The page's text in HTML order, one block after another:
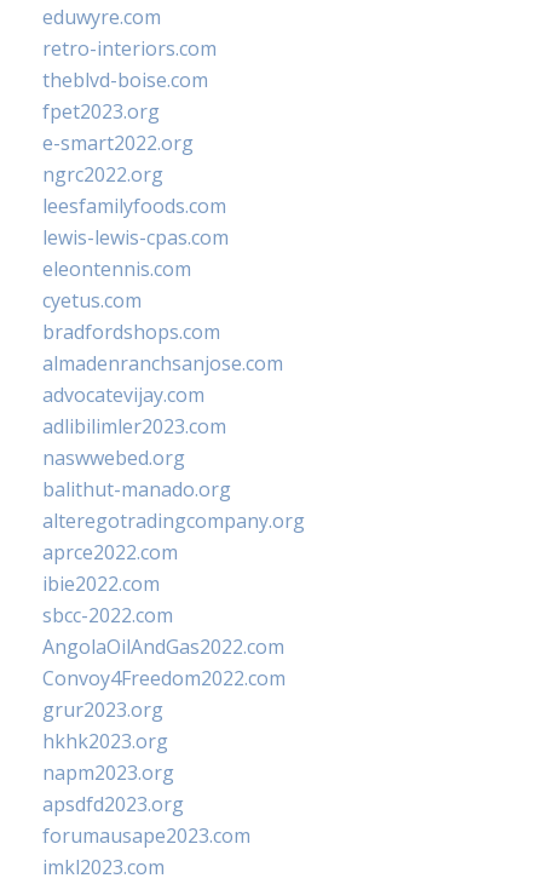
eduwyre.com
retro-interiors.com
theblvd-boise.com
fpet2023.org
e-smart2022.org
ngrc2022.org
leesfamilyfoods.com
lewis-lewis-cpas.com
eleontennis.com
cyetus.com
bradfordshops.com
almadenranchsanjose.com
advocatevijay.com
adlibilimler2023.com
naswwebed.org
balithut-manado.org
alteregotradingcompany.org
aprce2022.com
ibie2022.com
sbcc-2022.com
AngolaOilAndGas2022.com
Convoy4Freedom2022.com
grur2023.org
hkhk2023.org
napm2023.org
apsdfd2023.org
forumausape2023.com
imkl2023.com